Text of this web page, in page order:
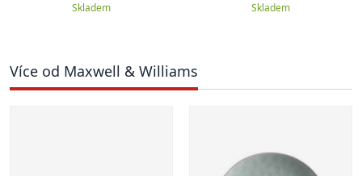
Skladem Skladem
Více od Maxwell & Williams